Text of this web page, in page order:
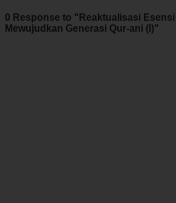
0 Response to "Reaktualisasi
Mewujudkan Generasi Qur-ani (I)"